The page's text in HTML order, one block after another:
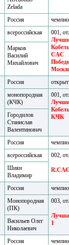
Zelada
Россия
всероссийская
001,
Кобель
CAC
Марков
Василий
Михайлович
Россия
монопородная
(КЧК)
001,
Кобель
КЧК
Городилов
Станислав
Валентинович
Россия
всероссийская
002,
Шиян
Владимир
Россия
Монопородная
(ПК)
003,
1
Васильев Олег
Николаевич
Россия